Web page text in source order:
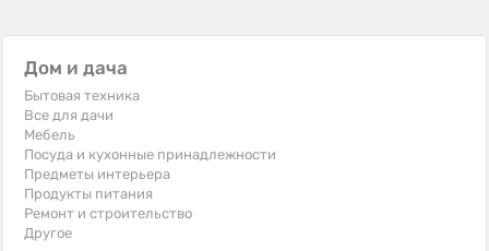
Дом и дача
Бытовая техника
Все для дачи
Мебель
Посуда и кухонные принадлежности
Предметы интерьера
Продукты питания
Ремонт и строительство
Другое